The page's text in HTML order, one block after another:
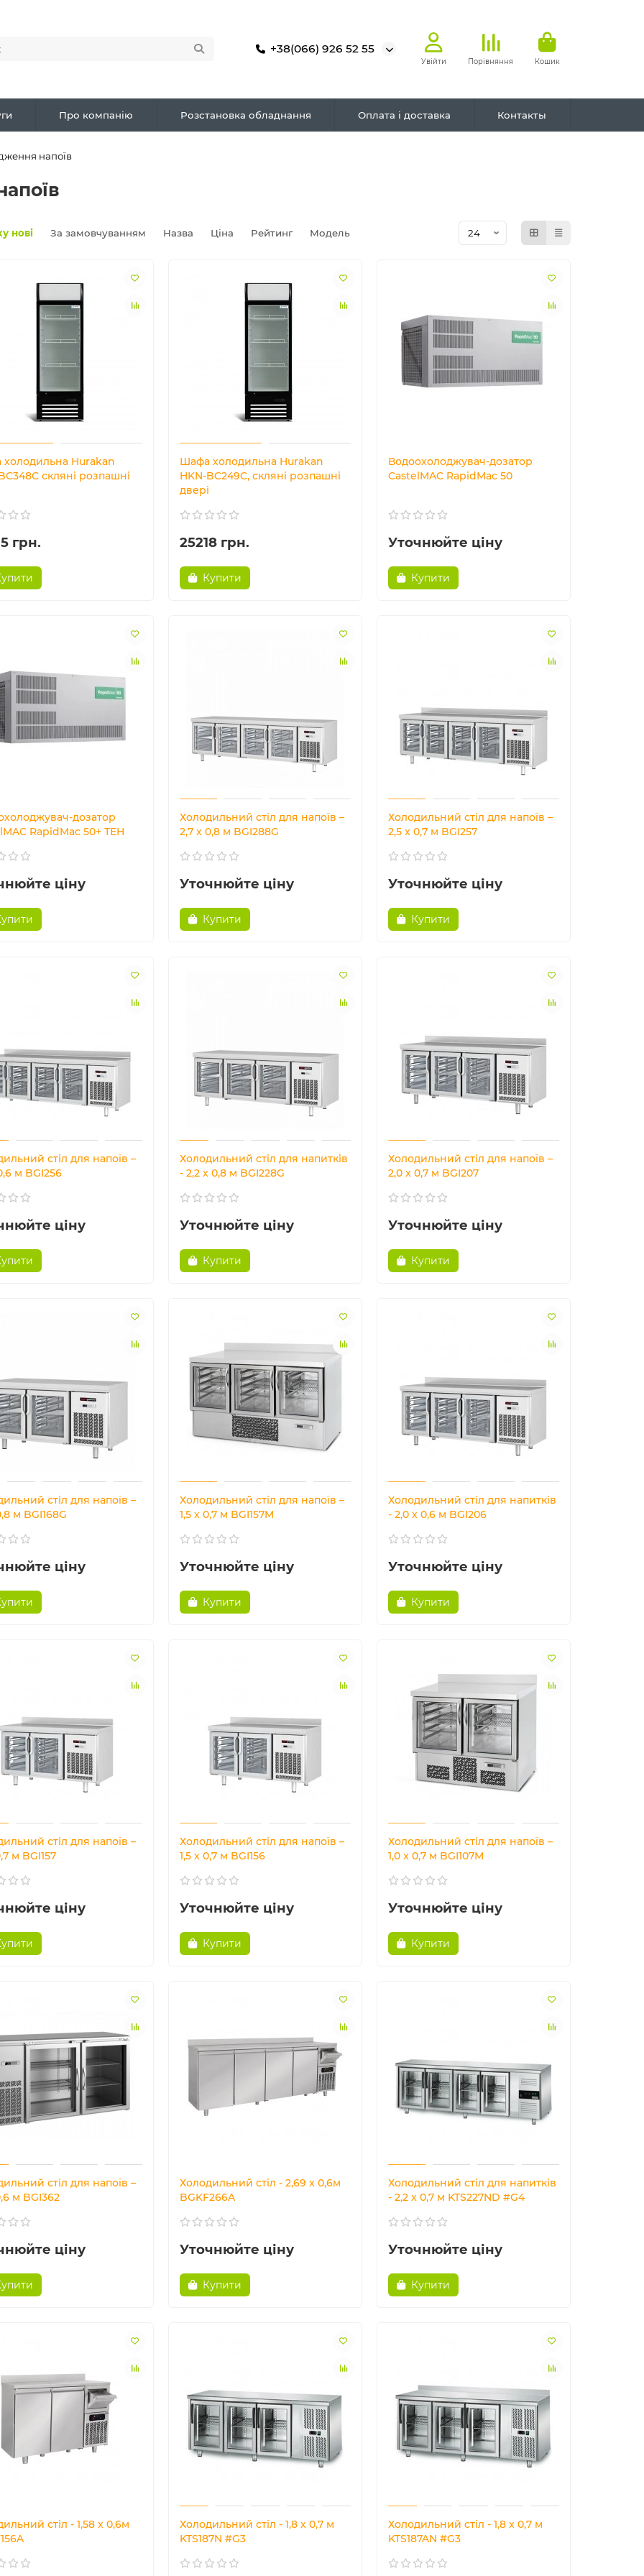
+38(066) 926 52 55
Увійти Порівняння Кошик
Про компанію Розстановка обладнання Оплата і доставка Контакты
напоїв
нові За замовчуванням Назва Ціна Рейтинг Модель
Hurakan
скляні розпашні
грн.
Шафа холодильна Hurakan
HKN-BC249C, скляні розпашні
двері
25218 грн.
Купити
Водоохолоджувач-дозатор
CastelMAC RapidMac 50
Уточнюйте ціну
Купити
дозатор
RapidMac 50+ ТЕН
ціну
Холодильний стіл для напоїв –
2,7 x 0,8 м BGI288G
Уточнюйте ціну
Купити
Холодильний стіл для напоїв –
2,5 x 0,7 м BGI257
Уточнюйте ціну
Купити
стіл для напоїв –
м BGI256
ціну
Холодильний стіл для напитків
- 2,2 x 0,8 м BGI228G
Уточнюйте ціну
Купити
Холодильний стіл для напоїв –
2,0 x 0,7 м BGI207
Уточнюйте ціну
Купити
стіл для напоїв –
м BGI168G
ціну
Холодильний стіл для напоїв –
1,5 x 0,7 м BGI157M
Уточнюйте ціну
Купити
Холодильний стіл для напитків
- 2,0 x 0,6 м BGI206
Уточнюйте ціну
Купити
стіл для напоїв –
м BGI157
ціну
Холодильний стіл для напоїв –
1,5 x 0,7 м BGI156
Уточнюйте ціну
Купити
Холодильний стіл для напоїв –
1,0 x 0,7 м BGI107M
Уточнюйте ціну
Купити
стіл для напоїв –
м BGI362
ціну
Холодильний стіл - 2,69 x 0,6м
BGKF266A
Уточнюйте ціну
Купити
Холодильний стіл для напитків
- 2,2 x 0,7 м KTS227ND #G4
Уточнюйте ціну
Купити
стіл - 1,58 x 0,6м
Холодильний стіл - 1,8 x 0,7 м
KTS187N #G3
Холодильний стіл - 1,8 x 0,7 м
KTS187AN #G3